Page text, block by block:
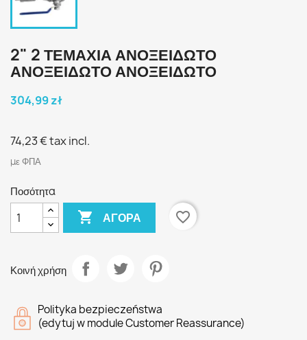
2" 2 ΤΕΜΑΧΙΑ ΑΝΟΞΕΙΔΩΤΟ
ΑΝΟΞΕΙΔΩΤΟ ΑΝΟΞΕΙΔΩΤΟ
304,99 zł
74,23 €tax incl.
με ΦΠΑ
Ποσότητα
 ΑΓΟΡΆ favorite_border
Κοινή χρήση
Polityka bezpieczeństwa
(edytuj w module Customer Reassurance)